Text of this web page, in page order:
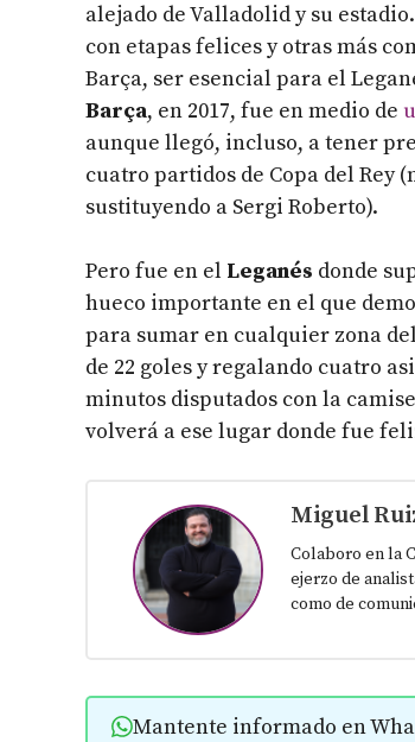
alejado de Valladolid y su
con etapas felices y otras más
Barça, ser esencial para el
Barça, en 2017, fue en medio de
aunque llegó, incluso, a tener
cuatro partidos de Copa del Rey
sustituyendo a Sergi Roberto).
Pero fue en el Leganés donde
hueco importante en el que
para sumar en cualquier zona
de 22 goles y regalando cuatro
minutos disputados con la
volverá a ese lugar donde fue
Miguel
Colaboro en la
ejerzo de
como de
Mantente informado en